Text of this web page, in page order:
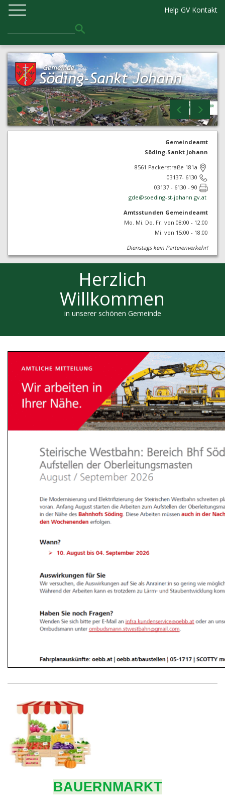
Help GV Kontakt
Gemeindeamt
Söding-Sankt Johann
8561 Packerstraße 181a
03137- 6130
03137 - 6130 - 90
gde@soeding-st-johann.gv.at
Amtsstunden Gemeindeamt
Mo. Mi. Do. Fr. von 08:00 - 12:00
Mi. von 15:00 - 18:00
Dienstags kein Parteienverkehr!
Herzlich
Willkommen
in unserer schönen Gemeinde
BAUERNMARKT